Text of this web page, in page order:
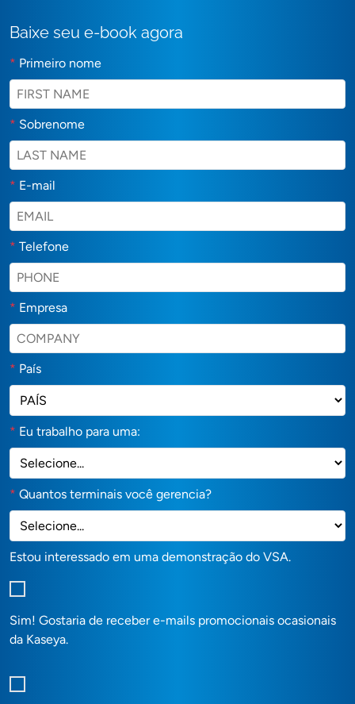
Baixe seu e-book agora
* Primeiro nome
* Sobrenome
* E-mail
* Telefone
* Empresa
* País
* Eu trabalho para uma:
* Quantos terminais você gerencia?
Estou interessado em uma demonstração do VSA.
Sim! Gostaria de receber e-mails promocionais ocasionais
da Kaseya.